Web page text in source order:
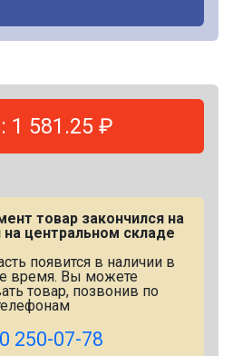
1 581.25 ₽
товар закончился на
центральном складе
появится в наличии в
время. Вы можете
товар, позвонив по
250-07-78